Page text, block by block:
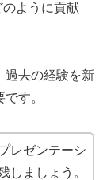
ように貢献
過去の経験を新
す。
レゼンテーシ
しましょう。